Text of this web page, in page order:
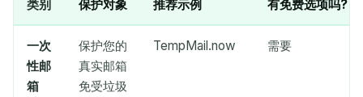
删除选定项
类别 保护对象 推荐示例 有免费选项吗?
一次
性邮
箱
保护您的
真实邮箱
免受垃圾
TempMail.now 需要